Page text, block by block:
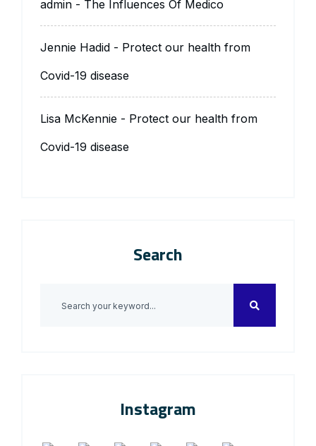
admin - The Influences Of Medico
Jennie Hadid - Protect our health from
Covid-19 disease
Lisa McKennie - Protect our health from
Covid-19 disease
Search
Instagram